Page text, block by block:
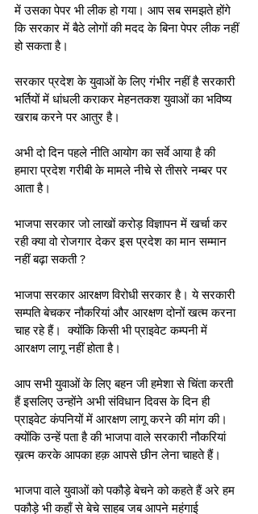
में उसका पेपर भी लीक हो गया। आप सब समझते होंगे
कि सरकार में बैठे लोगों की मदद के बिना पेपर लीक नहीं
हो सकता है।
सरकार प्रदेश के युवाओं के लिए गंभीर नहीं है सरकारी
भर्तियों में धांधली कराकर मेहनतकश युवाओं का भविष्य
खराब करने पर आतुर है।
अभी दो दिन पहले नीति आयोग का सर्वे आया है की
हमारा प्रदेश गरीबी के मामले नीचे से तीसरे नम्बर पर
आता है।
भाजपा सरकार जो लाखों करोड़ विज्ञापन में खर्चा कर
रही क्या वो रोजगार देकर इस प्रदेश का मान सम्मान
नहीं बढ़ा सकती ?
भाजपा सरकार आरक्षण विरोधी सरकार है। ये सरकारी
सम्पति बेचकर नौकरियां और आरक्षण दोनों खत्म करना
चाह रहे हैं।  क्योंकि किसी भी प्राइवेट कम्पनी में
आरक्षण लागू नहीं होता है।
आप सभी युवाओं के लिए बहन जी हमेशा से चिंता करती
हैं इसलिए उन्होंने अभी संविधान दिवस के दिन ही
प्राइवेट कंपनियों में आरक्षण लागू करने की मांग की।
क्योंकि उन्हें पता है की भाजपा वाले सरकारी नौकरियां
ख़त्म करके आपका हक़ आपसे छीन लेना चाहते हैं।
भाजपा वाले युवाओं को पकौड़े बेचने को कहते हैं अरे हम
पकौड़े भी कहाँ से बेचे साहब जब आपने महंगाई